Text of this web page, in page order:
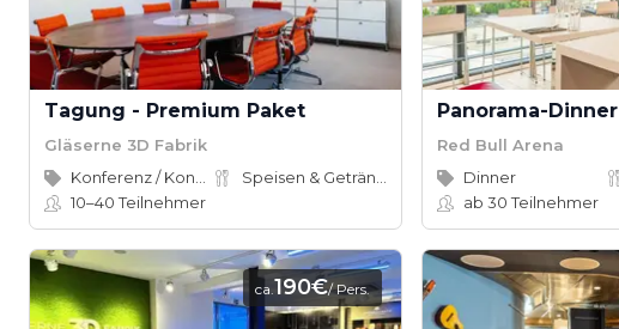
Tagung - Premium Paket
Gläserne 3D Fabrik
10–40Teilnehmer
Panorama-Dinner
Red Bull Arena
Dinner
ab 30Teilnehmer
ca.190€/ Pers.